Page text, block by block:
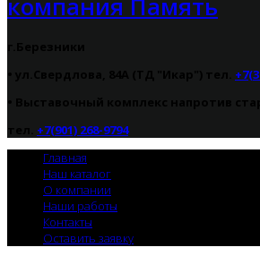
+7(901) 268-9794
Главная
Наш каталог
О компании
Наши работы
Контакты
Оставить заявку